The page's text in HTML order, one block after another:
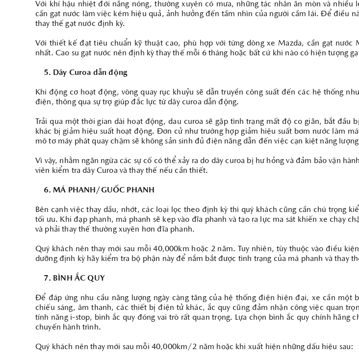
Với khí hậu nhiệt đới nắng nóng, thường xuyên có mưa, những tác nhân ăn mòn và
cần gạt nước làm việc kém hiệu quả, ảnh hưởng đến tầm nhìn của người cầm lái. Để điều
thay thế gạt nước định kỳ.
Với thiết kế đạt tiêu chuẩn kỹ thuật cao, phù hợp với từng dòng xe Mazda, cần gạt
nhất. Cao su gạt nước nên định kỳ thay thế mỗi 6 tháng hoặc bất cứ khi nào có hiện tượng
5. Dây Curoa dẫn động
Khi động cơ hoạt động, vòng quay rục khuỷu sẽ dẫn truyền công suất đến các hệ thống
điện, thông qua sự trợ giúp đắc lực từ dây curoa dẫn động.
Trải qua một thời gian dài hoạt động, dau curoa sẽ gặp tình trạng mất độ co giãn, bắt
khác bị giảm hiệu suất hoạt động. Đơn cử như trường hợp giảm hiệu suất bơm nước làm
mô tơ máy phát quay chậm sẽ không sản sinh đủ điện năng dẫn đến việc cạn kiệt năng
Vì vậy, nhằm ngăn ngừa các sự cố có thể xảy ra do dây curoa bị hư hỏng và đảm bảo vận
viên kiểm tra dây Curoa và thay thế nếu cần thiết.
6. MÁ PHANH/GUỐC PHANH
Bên cạnh việc thay dầu, nhớt, các loại lọc theo định kỳ thì quý khách cũng cần chú trọng
tối ưu. Khi đạp phanh, má phanh sẽ kẹp vào đĩa phanh và tạo ra lực ma sát khiến xe chạy
và phải thay thế thường xuyên hơn đĩa phanh.
Quý khách nên thay mới sau mỗi 40,000km hoặc 2 năm. Tuy nhiên, tùy thuộc vào điều
dưỡng định kỳ hãy kiểm tra bộ phận này để nắm bắt được tình trạng của má phanh và thay
7. BÌNH ẮC QUY
Để đáp ứng nhu cầu năng lượng ngày càng tăng của hệ thống điện hiện đại, xe cần
chiếu sáng, âm thanh, các thiết bị điện tử khác, ắc quy cũng đảm nhận công việc quan
tính năng i-stop, bình ắc quy đóng vai trò rất quan trọng. Lựa chọn bình ắc quy chính
chuyến hành trình.
Quý khách nên thay mới sau mỗi 40,000km/2 năm hoặc khi xuất hiện những dấu hiệu sau: